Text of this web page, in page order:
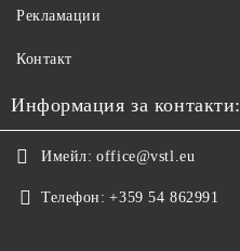
Рекламации
Контакт
Информация за контакти:
Имейл: office@vstl.eu
Телефон: +359 54 862991